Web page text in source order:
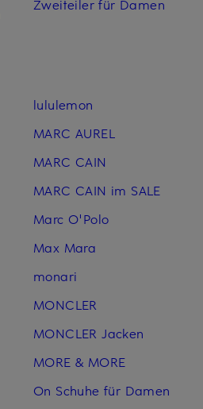
Zweiteiler für Damen
lululemon
MARC AUREL
MARC CAIN
MARC CAIN im SALE
Marc O'Polo
Max Mara
monari
MONCLER
MONCLER Jacken
MORE & MORE
On Schuhe für Damen